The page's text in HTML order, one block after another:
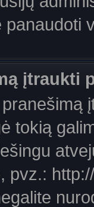
įtraukti
tokią
pvz.: